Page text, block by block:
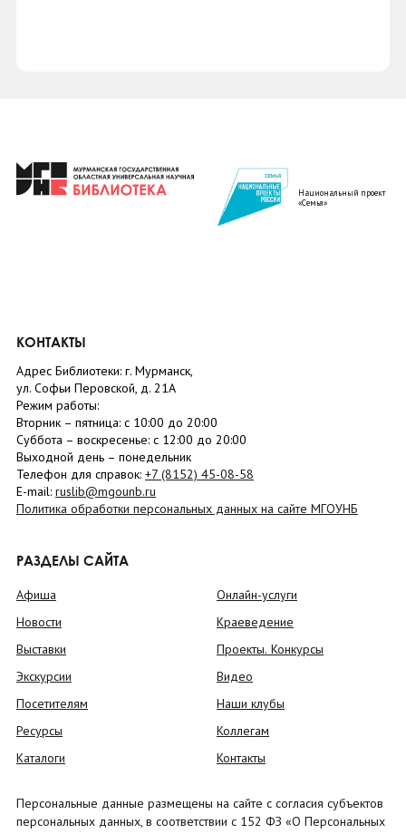
Национальный проект
«Семья»
КОНТАКТЫ
Адрес Библиотеки: г. Мурманск,
ул. Софьи Перовской, д. 21А
Режим работы:
Вторник – пятница: с 10:00 до 20:00
Суббота – воскресенье: c 12:00 до 20:00
Выходной день – понедельник
Телефон для справок: +7 (8152) 45-08-58
E-mail: ruslib@mgounb.ru
Политика обработки персональных данных на сайте МГОУНБ
РАЗДЕЛЫ САЙТА
Афиша
Новости
Выставки
Экскурсии
Посетителям
Ресурсы
Каталоги
Онлайн-услуги
Краеведение
Проекты. Конкурсы
Видео
Наши клубы
Коллегам
Контакты
Персональные данные размещены на сайте с согласия субъектов
персональных данных, в соответствии с 152 ФЗ «О Персональных